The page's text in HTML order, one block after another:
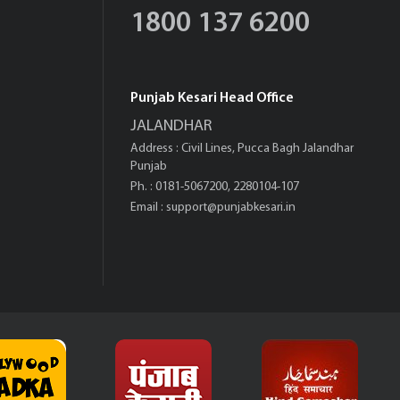
1800 137 6200
Punjab Kesari Head Office
JALANDHAR
Address : Civil Lines, Pucca Bagh Jalandhar
Punjab
Ph. : 0181-5067200, 2280104-107
Email : support@punjabkesari.in